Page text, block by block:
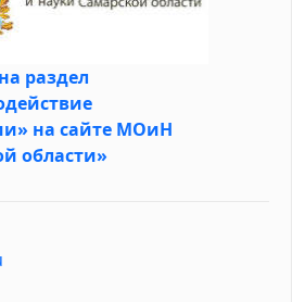
раздел
на сайте МОиН
области»